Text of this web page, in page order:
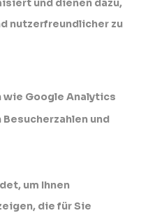
und dienen dazu,
nutzerfreundlicher zu
Google Analytics
Besucherzahlen und
um Ihnen
die für Sie